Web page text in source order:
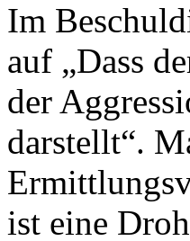
Im
auf „Dass
der
darstellt“.
ist eine